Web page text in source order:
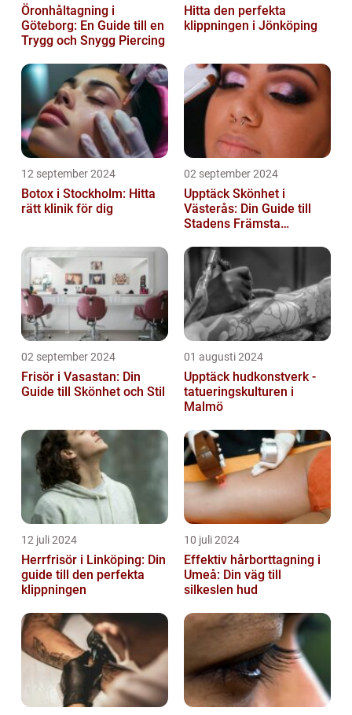
Öronhåltagning i
Göteborg: En Guide till en
Trygg och Snygg Piercing
Hitta den perfekta
klippningen i Jönköping
12 september 2024
Botox i Stockholm: Hitta
rätt klinik för dig
02 september 2024
Upptäck Skönhet i
Västerås: Din Guide till
Stadens Främsta
02 september 2024
Frisör i Vasastan: Din
Guide till Skönhet och Stil
01 augusti 2024
Upptäck hudkonstverk -
tatueringskulturen i
Malmö
12 juli 2024
Herrfrisör i Linköping: Din
guide till den perfekta
klippningen
10 juli 2024
Effektiv hårborttagning i
Umeå: Din väg till
silkeslen hud